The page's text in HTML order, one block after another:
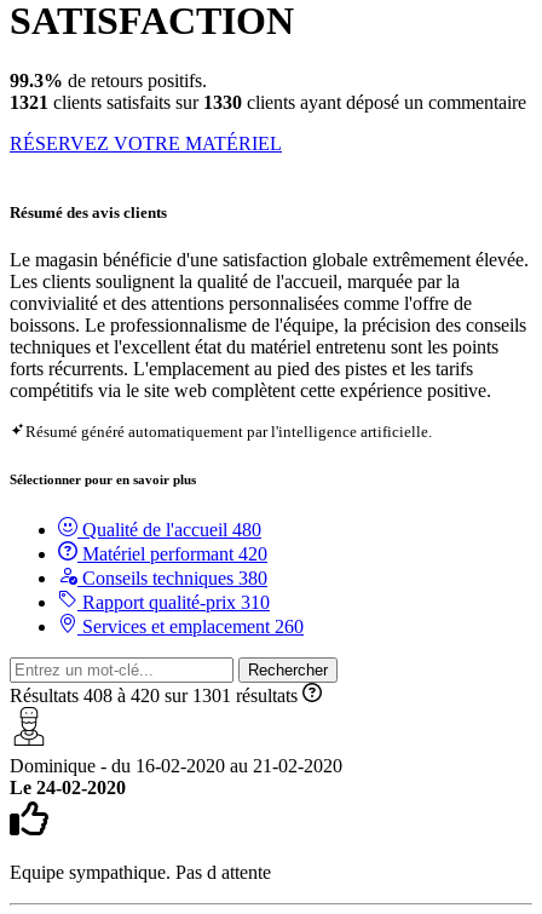
SATISFACTION
99.3% de retours positifs.
1321 clients satisfaits sur 1330 clients ayant déposé un commentaire
RÉSERVEZ VOTRE MATÉRIEL
Résumé des avis clients
Le magasin bénéficie d'une satisfaction globale extrêmement élevée.
Les clients soulignent la qualité de l'accueil, marquée par la
convivialité et des attentions personnalisées comme l'offre de
boissons. Le professionnalisme de l'équipe, la précision des conseils
techniques et l'excellent état du matériel entretenu sont les points
forts récurrents. L'emplacement au pied des pistes et les tarifs
compétitifs via le site web complètent cette expérience positive.
Résumé généré automatiquement par l'intelligence artificielle.
Sélectionner pour en savoir plus
Qualité de l'accueil 480
Matériel performant 420
Conseils techniques 380
Rapport qualité-prix 310
Services et emplacement 260
Rechercher
Résultats 408 à 420 sur 1301 résultats
Dominique - du 16-02-2020 au 21-02-2020
Le 24-02-2020
Equipe sympathique. Pas d attente